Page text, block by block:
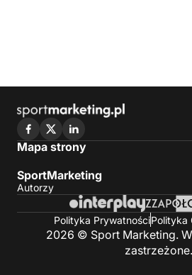
Mapa strony
SportMarketing
Autorzy
Polityka PrywatnościPolityka
2026 © Sport Marketing.
zastrzeżone.